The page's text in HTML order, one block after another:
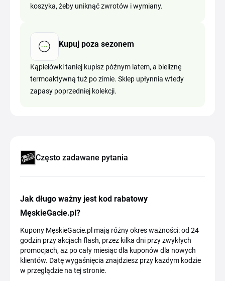
koszyka, żeby uniknąć zwrotów i wymiany.
Kupuj poza sezonem
Kąpielówki taniej kupisz późnym latem, a bieliznę
termoaktywną tuż po zimie. Sklep upłynnia wtedy
zapasy poprzedniej kolekcji.
Często zadawane pytania
Jak długo ważny jest kod rabatowy
MęskieGacie.pl?
Kupony MęskieGacie.pl mają różny okres ważności: od 24
godzin przy akcjach flash, przez kilka dni przy zwykłych
promocjach, aż po cały miesiąc dla kuponów dla nowych
klientów. Datę wygaśnięcia znajdziesz przy każdym kodzie
w przeglądzie na tej stronie.